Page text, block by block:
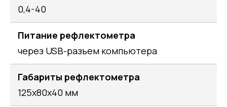
0,4-40
Питание рефлектометра
через USB-разъем компьютера
Габариты рефлектометра
125х80х40 мм